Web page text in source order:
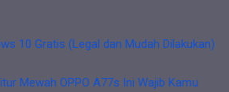
10 Gratis (Legal dan Mudah Dilakukan)
Mewah OPPO A77s Ini Wajib Kamu